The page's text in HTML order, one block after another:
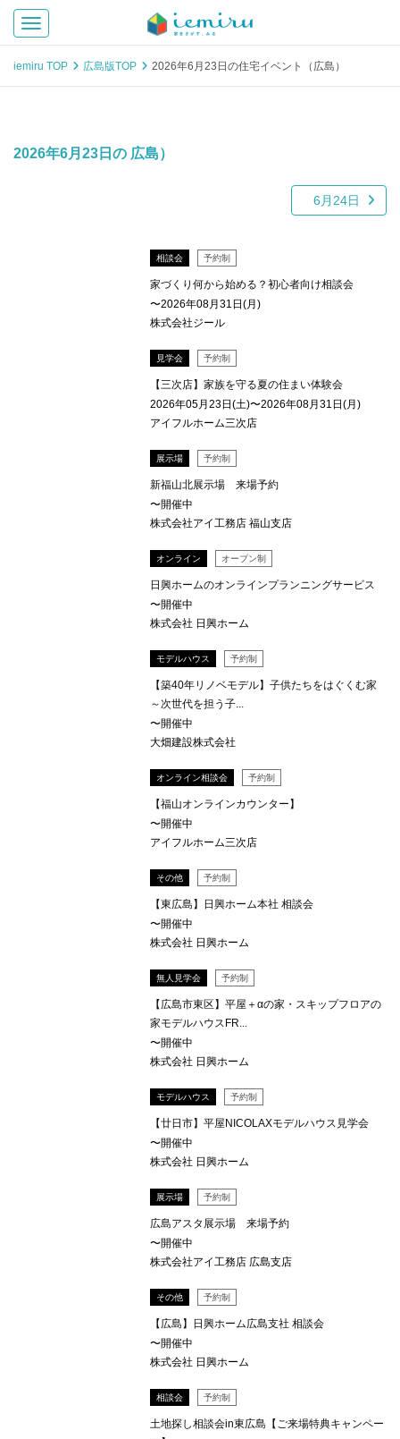
Toggle navigation
iemiru TOP 広島版TOP 2026年6月23日の住宅イベント（広島）
2026年6月23日の 広島）
6月24日
相談会 予約制
家づくり何から始める？初心者向け相談会
〜2026年08月31日(月)
株式会社ジール
見学会 予約制
【三次店】家族を守る夏の住まい体験会
2026年05月23日(土)〜2026年08月31日(月)
アイフルホーム三次店
展示場 予約制
新福山北展示場 来場予約
〜開催中
株式会社アイ工務店 福山支店
オンライン オープン制
日興ホームのオンラインプランニングサービス
〜開催中
株式会社 日興ホーム
モデルハウス 予約制
【築40年リノベモデル】子供たちをはぐくむ家
～次世代を担う子...
〜開催中
大畑建設株式会社
オンライン相談会 予約制
【福山オンラインカウンター】
〜開催中
アイフルホーム三次店
その他 予約制
【東広島】日興ホーム本社 相談会
〜開催中
株式会社 日興ホーム
無人見学会 予約制
【広島市東区】平屋＋αの家・スキップフロアの
家モデルハウスFR...
〜開催中
株式会社 日興ホーム
モデルハウス 予約制
【廿日市】平屋NICOLAXモデルハウス見学会
〜開催中
株式会社 日興ホーム
展示場 予約制
広島アスタ展示場 来場予約
〜開催中
株式会社アイ工務店 広島支店
その他 予約制
【広島】日興ホーム広島支社 相談会
〜開催中
株式会社 日興ホーム
相談会 予約制
土地探し相談会in東広島【ご来場特典キャンペー